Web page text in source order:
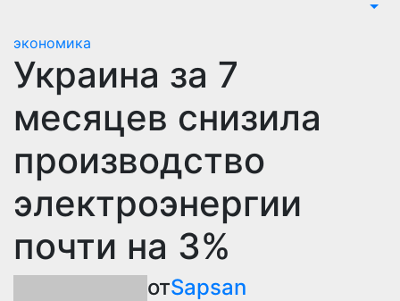
экономика
Украина за 7
месяцев снизила
производство
электроэнергии
почти на 3%
отSapsan